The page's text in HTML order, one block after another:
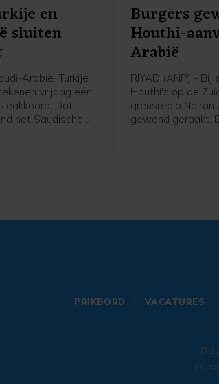
en
sluiten
Arabië, Turkije
vrijdag een
Dat
het Saudische
Burgers
Houthi-
Arabië
RIYAD (ANP) - Bij
Houthi's op de
grensregio Najran
gewond geraakt.
PRIKBORD VACATURES
©